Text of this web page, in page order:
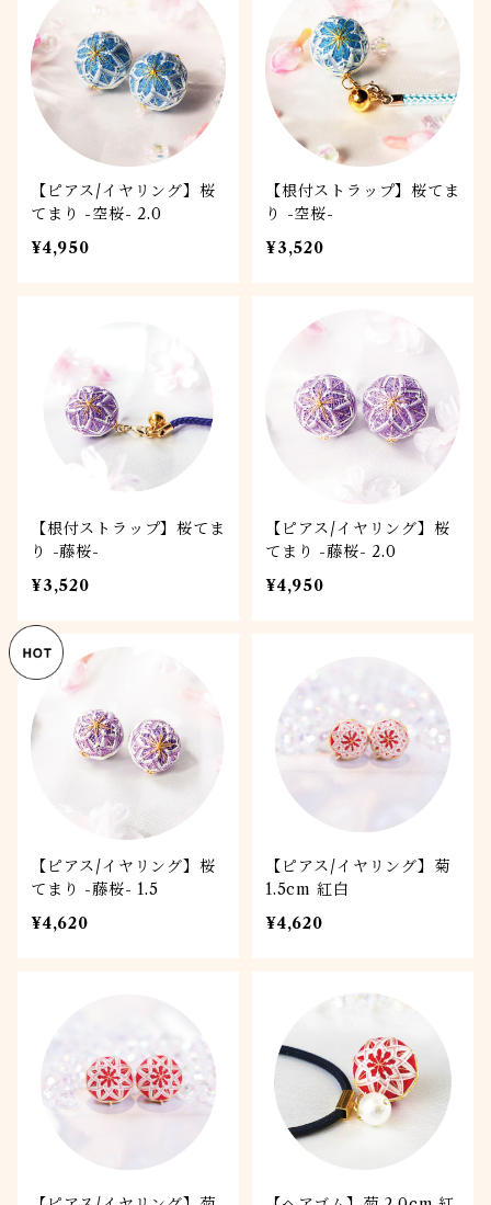
【ピアス/イヤリング】桜
てまり -空桜- 2.0
¥4,950
【根付ストラップ】桜てま
り -空桜-
¥3,520
【根付ストラップ】桜てま
り -藤桜-
¥3,520
【ピアス/イヤリング】桜
てまり -藤桜- 2.0
¥4,950
【ピアス/イヤリング】桜
てまり -藤桜- 1.5
¥4,620
【ピアス/イヤリング】菊
1.5cm 紅白
¥4,620